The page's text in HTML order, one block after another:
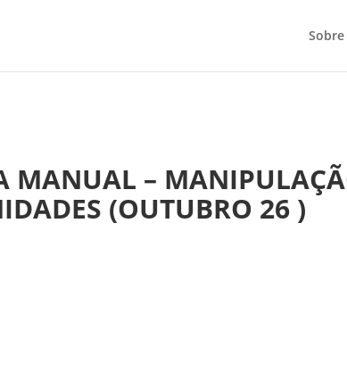
MANUAL –
(OUTUBRO 26 )